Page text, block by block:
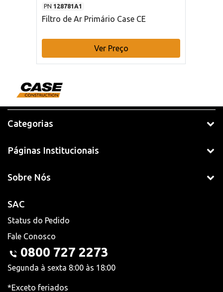
PN 128781A1
Filtro de Ar Primário Case CE
Ver Preço
Categorias
Páginas Institucionais
Sobre Nós
SAC
Status do Pedido
Fale Conosco
0800 727 2273
Segunda à sexta 8:00 às 18:00
*Exceto feriados